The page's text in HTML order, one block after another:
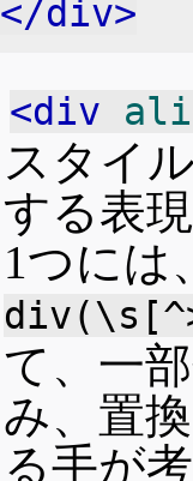
</div>
<div
スタイ
する表
1つには、
て、一
み、置
る手が